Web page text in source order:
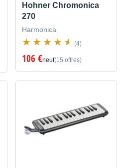
Hohner Chromonica
270
Harmonica
(4)
106 €neuf(15 offres)